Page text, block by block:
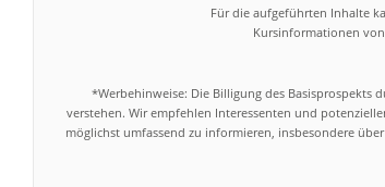
Für die aufgeführten Inhalte
Kursinformationen von
*Werbehinweise: Die Billigung des Basisprospekts
verstehen. Wir empfehlen Interessenten und
möglichst umfassend zu informieren, insbesondere